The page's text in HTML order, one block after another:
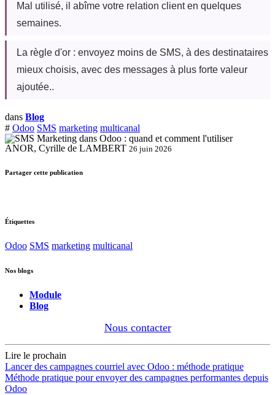
Mal utilisé, il abîme votre relation client en quelques
semaines.
La règle d'or : envoyez moins de SMS, à des destinataires
mieux choisis, avec des messages à plus forte valeur
ajoutée..
dans Blog
# Odoo SMS marketing multicanal
ANOR, Cyrille de LAMBERT 26 juin 2026
Partager cette publication
Étiquettes
Odoo SMS marketing multicanal
Nos blogs
Module
Blog
Nous contacter
Lire le prochain
Lancer des campagnes courriel avec Odoo : méthode pratique
Méthode pratique pour envoyer des campagnes performantes depuis
Odoo